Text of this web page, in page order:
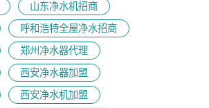
山东净水机招商
呼和浩特全屋净水招商
郑州净水器代理
西安净水器加盟
西安净水机加盟